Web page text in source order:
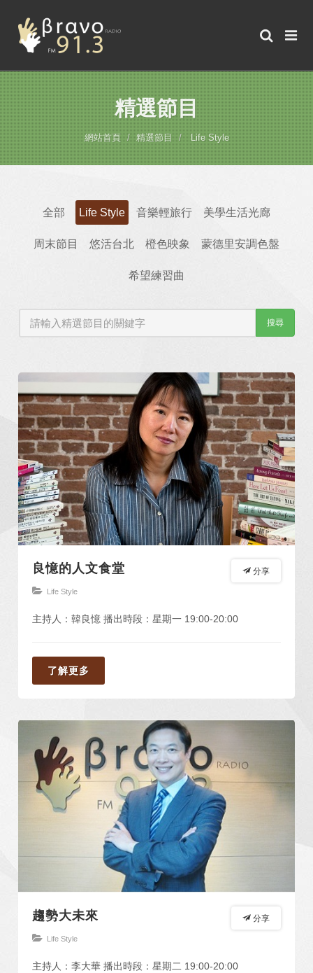
精選節目
網站首頁 精選節目 Life Style
全部 Life Style 音樂輕旅行 美學生活光廊
周末節目 悠活台北 橙色映象 蒙德里安調色盤
希望練習曲
搜尋
分享
良憶的人文食堂
Life Style
主持人：韓良憶 播出時段：星期一 19:00-20:00
了解更多
分享
趨勢大未來
Life Style
主持人：李大華 播出時段：星期二 19:00-20:00